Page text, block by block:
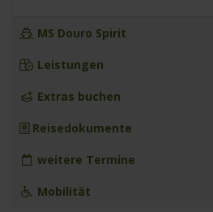
MS Douro Spirit
Leistungen
Extras buchen
Reisedokumente
weitere Termine
Mobilität